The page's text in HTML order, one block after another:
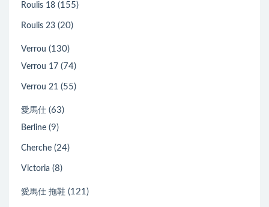
Roulis 18 (155)
Roulis 23 (20)
Verrou (130)
Verrou 17 (74)
Verrou 21 (55)
愛馬仕 (63)
Berline (9)
Cherche (24)
Victoria (8)
愛馬仕 拖鞋 (121)